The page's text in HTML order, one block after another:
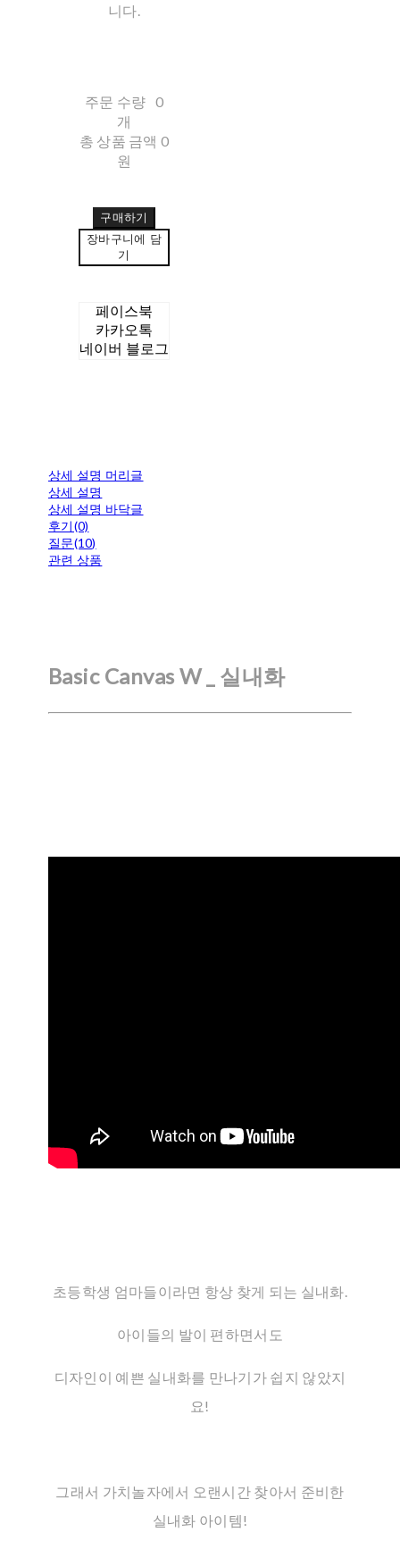
니다.
주문 수량 0
개
총 상품 금액 0
원
구매하기
장바구니에 담
기
페이스북
카카오톡
네이버 블로그
상세 설명 머리글
상세 설명
상세 설명 바닥글
후기(0)
질문(10)
관련 상품
Basic Canvas W _ 실내화
초등학생 엄마들이라면 항상 찾게 되는 실내화.
아이들의 발이 편하면서도
디자인이 예쁜 실내화를 만나기가 쉽지 않았지
요!
그래서 가치놀자에서 오랜시간 찾아서 준비한
실내화 아이템!